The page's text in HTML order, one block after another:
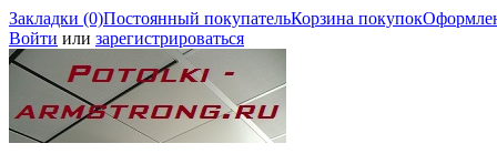
Закладки (0)Постоянный покупательКорзина покупок
Войти или зарегистрироваться